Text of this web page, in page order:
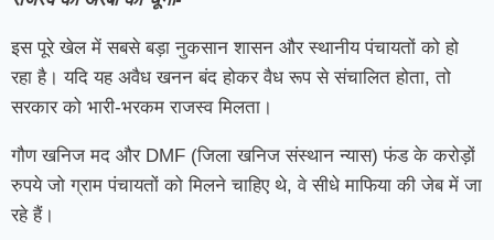
इस पूरे खेल में सबसे बड़ा नुकसान शासन और स्थानीय पंचायतों को हो
रहा है। यदि यह अवैध खनन बंद होकर वैध रूप से संचालित होता, तो
सरकार को भारी-भरकम राजस्व मिलता।
गौण खनिज मद और DMF (जिला खनिज संस्थान न्यास) फंड के करोड़ों
रुपये जो ग्राम पंचायतों को मिलने चाहिए थे, वे सीधे माफिया की जेब में जा
रहे हैं।